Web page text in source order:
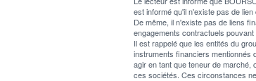
est informé qu'il n'existe pas de
De même, il n'existe pas de liens
engagements contractuels
Il est rappelé que les entités du
instruments financiers mentionnés
agir en tant que teneur de marché,
ces sociétés. Ces circonstances